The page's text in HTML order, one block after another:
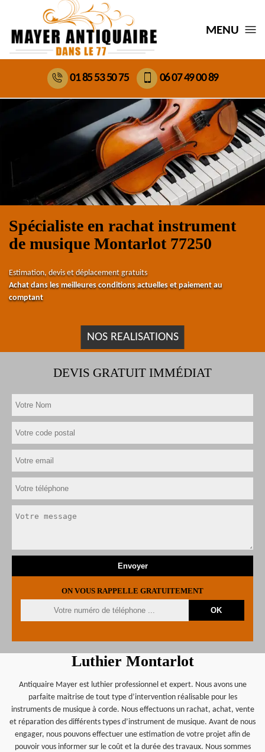
MENU
01 85 53 50 75 06 07 49 00 89
Spécialiste en rachat instrument
de musique Montarlot 77250
Estimation, devis et déplacement gratuits
Achat dans les meilleures conditions actuelles et paiement au
comptant
NOS REALISATIONS
DEVIS GRATUIT IMMÉDIAT
ON VOUS RAPPELLE GRATUITEMENT
Luthier Montarlot
Antiquaire Mayer est luthier professionnel et expert. Nous avons une
parfaite maitrise de tout type d’intervention réalisable pour les
instruments de musique à corde. Nous effectuons un rachat, achat, vente
et réparation des différents types d’instrument de musique. Avant de nous
engager, nous pouvons effectuer une estimation de votre projet afin de
pouvoir vous informer sur le coût et la durée des travaux. Nous sommes